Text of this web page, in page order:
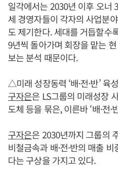
일각에서는 2030년 이후 오너
세 경영자들이 각자의 사업분
도 제기한다. 세대를 거듭할수
9년씩 돌아가며 회장을 맡는
보는 분석 때문이다.
△미래 성장동력 ‘배·전·반’ 육성
구자은은 LS그룹의 미래성장
도체 등을 묶은, 이른바 ‘배·전·
구자은은 2030년까지 그룹의
비철금속과 배·전·반의 매출
다는 구상을 가지고 있다.